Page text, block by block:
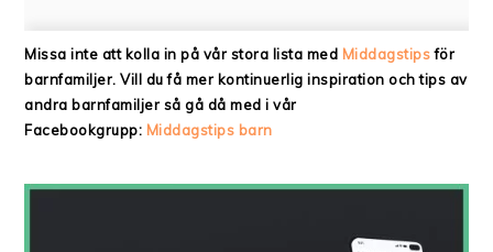
Missa inte att kolla in på vår stora lista med Middagstipsför
barnfamiljer. Vill du få mer kontinuerlig inspiration och tips av
andra barnfamiljer så gå då med i vår
Facebookgrupp: Middagstips barn